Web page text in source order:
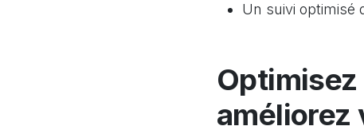
Un suivi optimisé